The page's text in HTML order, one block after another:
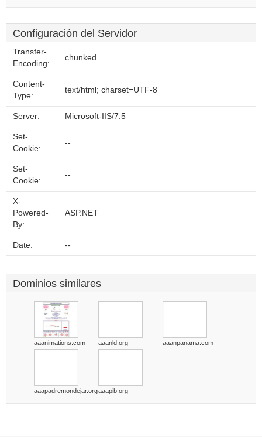
Configuración del Servidor
Transfer-
Encoding:
chunked
Content-
Type:
text/html; charset=UTF-8
Server: Microsoft-IIS/7.5
Set-
Cookie:
--
Set-
Cookie:
--
X-
Powered-
By:
ASP.NET
Date: --
Dominios similares
aaanimations.com aaanld.org aaanpanama.com
aaapadremondejar.orgaaapib.org